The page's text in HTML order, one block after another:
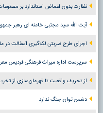
نظارت بدون اغماض استاندارد بر مصنوعات
آیت الله سید مجتبی خامنه ای رهبر
اجرای طرح ضربتی لکه‌گیری آسفالت در
سرپرست اداره میراث فرهنگی فردیس
از تحریف واقعیت تا قهرمان‌سازی از
دشمن توان جنگ ندارد